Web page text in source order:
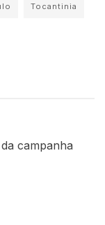
Tocantinia
campanha